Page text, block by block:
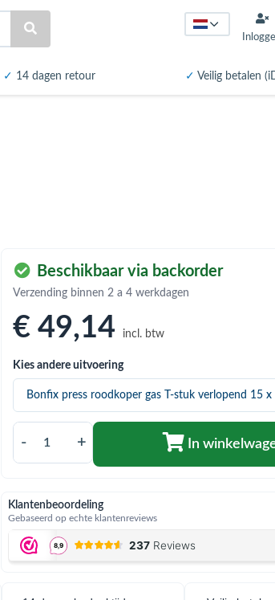
✓ 14 dagen retour ✓ Veilig betalen
Beschikbaar via backorder
Verzending binnen 2 a 4 werkdagen
€ 49,14 incl. btw
Kies andere uitvoering
- + In
Klantenbeoordeling
Gebaseerd op echte klantenreviews